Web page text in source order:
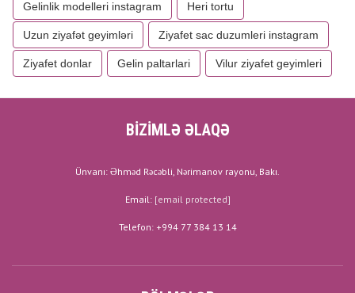
Gelinlik modelleri instagram Heri tortu
Uzun ziyafət geyimləri Ziyafet sac duzumleri instagram
Ziyafet donlar Gelin paltarlari Vilur ziyafet geyimleri
BİZİMLƏ ƏLAQƏ
Ünvanı: Əhməd Rəcəbli, Nərimanov rayonu, Bakı.
Email: [email protected]
Telefon: +994 77 384 13 14